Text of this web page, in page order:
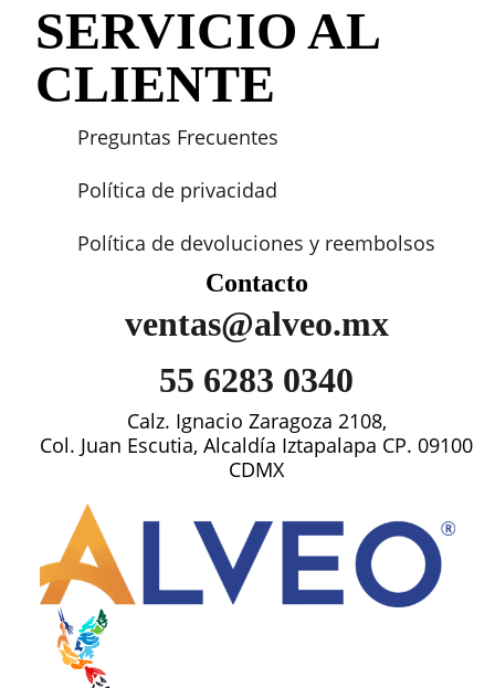
SERVICIO AL
CLIENTE
Preguntas Frecuentes
Política de privacidad
Política de devoluciones y reembolsos
Contacto
ventas@alveo.mx
55 6283 0340
Calz. Ignacio Zaragoza 2108,
Col. Juan Escutia, Alcaldía Iztapalapa CP. 09100
CDMX